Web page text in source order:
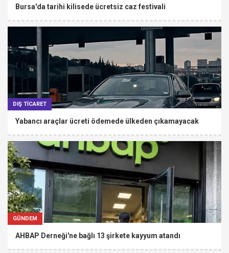
Bursa'da tarihi kilisede ücretsiz caz festivali
DIŞ TİCARET
Yabancı araçlar ücreti ödemede ülkeden çıkamayacak
GÜNDEM
AHBAP Derneği'ne bağlı 13 şirkete kayyum atandı